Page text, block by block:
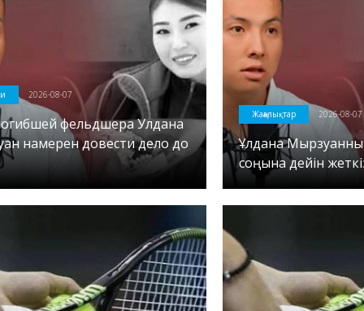
2026-08-07
фельдшера Улдана
намерен довести дело до
Жаңалықтар 2026-08-07
Ұлдана Мырзуанның
соңына дейін